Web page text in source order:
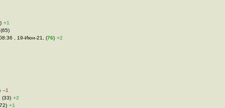
+1
, 19-Июн-21, (76) +2
–1
(33) +2
+1